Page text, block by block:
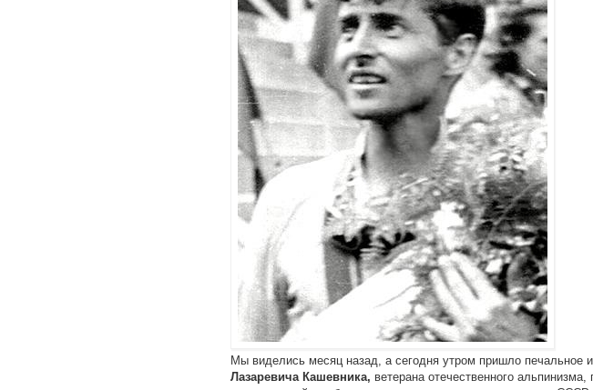
Мы виделись месяц назад, а сегодня утром пришло печальное
Лазаревича Кашевника, ветерана отечественного